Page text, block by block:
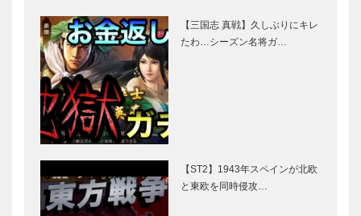
【三国志 真戦】久しぶりにキレ
たわ…シーズン名将ガ…
【ST2】1943年スペインが北欧
と東欧を同時侵攻…